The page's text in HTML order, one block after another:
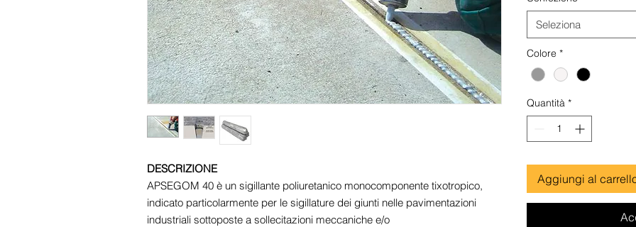
DESCRIZIONE
APSEGOM 40 è un sigillante poliuretanico monocomponente tixotropico,
indicato particolarmente per le sigillature dei giunti nelle pavimentazioni
industriali sottoposte a sollecitazioni meccaniche e/o
Grammi
Seleziona
Colore *
Quantità *
Aggiungi al